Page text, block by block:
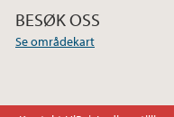
k
BESØK OSS
Se områdekart